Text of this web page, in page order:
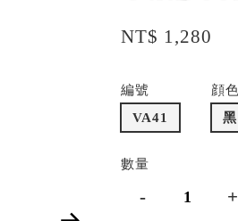
NT$ 1,280
編號
VA41
顔色
黑
數量
- +